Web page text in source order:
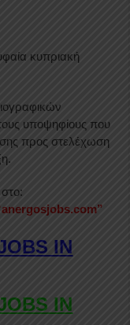
κυπριακή
υποψηφίους που
προς στελέχωση
IN
IN